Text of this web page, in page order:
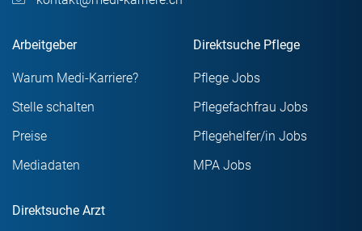
Arbeitgeber
Warum Medi-Karriere?
Stelle schalten
Preise
Mediadaten
Direktsuche Pflege
Pflege Jobs
Pflegefachfrau Jobs
Pflegehelfer/in Jobs
MPA Jobs
Direktsuche Arzt